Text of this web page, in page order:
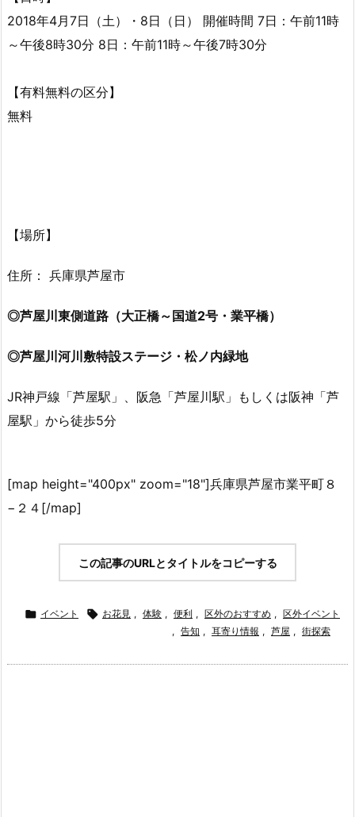
2018年4月7日（土）・8日（日） 開催時間 7日：午前11時
～午後8時30分 8日：午前11時～午後7時30分
【有料無料の区分】
無料
【場所】
住所： 兵庫県芦屋市
◎芦屋川東側道路（大正橋～国道2号・業平橋）
◎芦屋川河川敷特設ステージ・松ノ内緑地
JR神戸線「芦屋駅」、阪急「芦屋川駅」もしくは阪神「芦
屋駅」から徒歩5分
[map height="400px" zoom="18"]兵庫県芦屋市業平町８
−２４[/map]
この記事のURLとタイトルをコピーする
 イベント  お花見 , 体験 , 便利 , 区外のおすすめ , 区外イベント
, 告知 , 耳寄り情報 , 芦屋 , 街探索